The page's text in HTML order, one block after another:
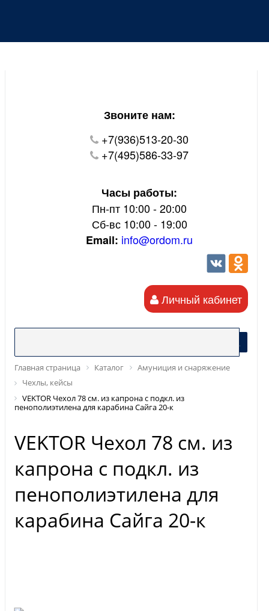
В настоящий момент на нашем сайте ведуться
Звоните нам:
+7(936)513-20-30
+7(495)586-33-97
Часы работы:
Пн-пт 10:00 - 20:00
Сб-вс 10:00 - 19:00
Email: info@ordom.ru
Личный кабинет
Главная страница Каталог
Амуниция и снаряжение
Чехлы, кейсы
VEKTOR Чехол 78 см. из капрона с подкл. из
пенополиэтилена для карабина Сайга 20-к
VEKTOR Чехол 78 см. из
капрона с подкл. из
пенополиэтилена для
карабина Сайга 20-к